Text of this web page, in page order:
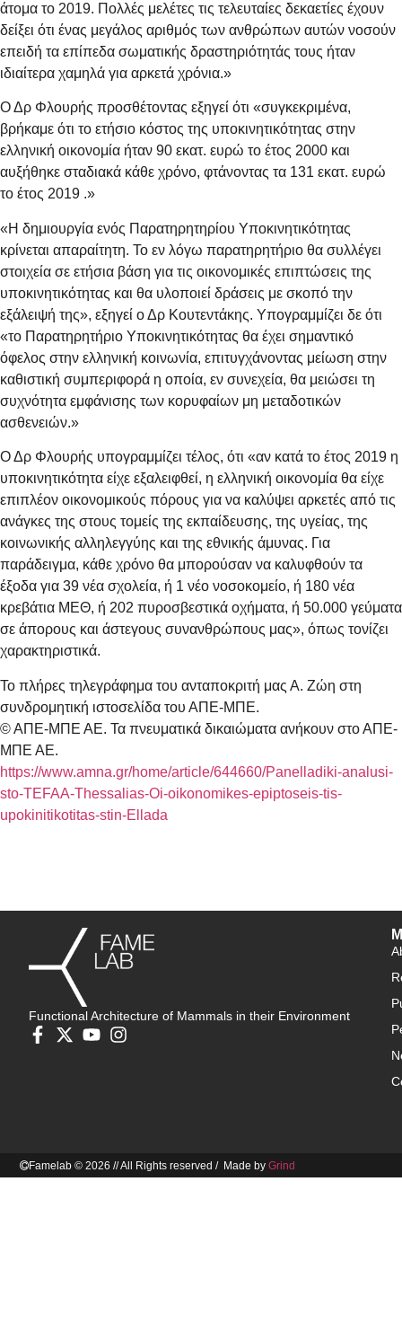
άτομα το 2019. Πολλές μελέτες τις τελευταίες δεκαετίες έχουν
δείξει ότι ένας μεγάλος αριθμός των ανθρώπων αυτών νοσούν
επειδή τα επίπεδα σωματικής δραστηριότητάς τους ήταν
ιδιαίτερα χαμηλά για αρκετά χρόνια.»
Ο Δρ Φλουρής προσθέτοντας εξηγεί ότι «συγκεκριμένα,
βρήκαμε ότι το ετήσιο κόστος της υποκινητικότητας στην
ελληνική οικονομία ήταν 90 εκατ. ευρώ το έτος 2000 και
αυξήθηκε σταδιακά κάθε χρόνο, φτάνοντας τα 131 εκατ. ευρώ
το έτος 2019 .»
«H δημιουργία ενός Παρατηρητηρίου Υποκινητικότητας
κρίνεται απαραίτητη. Το εν λόγω παρατηρητήριο θα συλλέγει
στοιχεία σε ετήσια βάση για τις οικονομικές επιπτώσεις της
υποκινητικότητας και θα υλοποιεί δράσεις με σκοπό την
εξάλειψή της», εξηγεί ο Δρ Κουτεντάκης. Υπογραμμίζει δε ότι
«το Παρατηρητήριο Υποκινητικότητας θα έχει σημαντικό
όφελος στην ελληνική κοινωνία, επιτυγχάνοντας μείωση στην
καθιστική συμπεριφορά η οποία, εν συνεχεία, θα μειώσει τη
συχνότητα εμφάνισης των κορυφαίων μη μεταδοτικών
ασθενειών.»
Ο Δρ Φλουρής υπογραμμίζει τέλος, ότι «αν κατά το έτος 2019 η
υποκινητικότητα είχε εξαλειφθεί, η ελληνική οικονομία θα είχε
επιπλέον οικονομικούς πόρους για να καλύψει αρκετές από τις
ανάγκες της στους τομείς της εκπαίδευσης, της υγείας, της
κοινωνικής αλληλεγγύης και της εθνικής άμυνας. Για
παράδειγμα, κάθε χρόνο θα μπορούσαν να καλυφθούν τα
έξοδα για 39 νέα σχολεία, ή 1 νέο νοσοκομείο, ή 180 νέα
κρεβάτια ΜΕΘ, ή 202 πυροσβεστικά οχήματα, ή 50.000 γεύματα
σε άπορους και άστεγους συνανθρώπους μας», όπως τονίζει
χαρακτηριστικά.
Το πλήρες τηλεγράφημα του ανταποκριτή μας Α. Ζώη στη
συνδρομητική ιστοσελίδα του ΑΠΕ-ΜΠΕ.
© ΑΠΕ-ΜΠΕ ΑΕ. Τα πνευματικά δικαιώματα ανήκουν στο ΑΠΕ-
ΜΠΕ ΑΕ.
https://www.amna.gr/home/article/644660/Panelladiki-analusi-
sto-TEFAA-Thessalias-Oi-oikonomikes-epiptoseis-tis-
upokinitikotitas-stin-Ellada
Functional Architecture of Mammals in their Environment
Famelab © 2026 // All Rights reserved / Made byGrind